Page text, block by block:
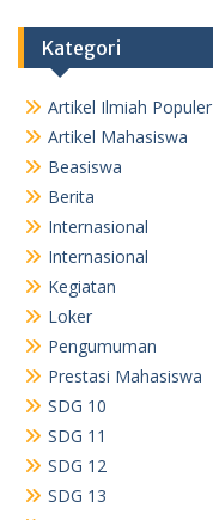
Kategori
Artikel Ilmiah Populer
Artikel Mahasiswa
Beasiswa
Berita
Internasional
Internasional
Kegiatan
Loker
Pengumuman
Prestasi Mahasiswa
SDG 10
SDG 11
SDG 12
SDG 13